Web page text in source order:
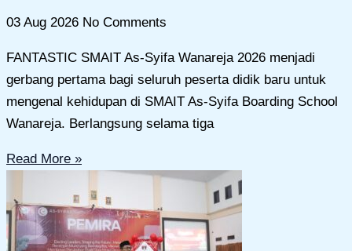
03 Aug 2026 No Comments
FANTASTIC SMAIT As-Syifa Wanareja 2026 menjadi
gerbang pertama bagi seluruh peserta didik baru untuk
mengenal kehidupan di SMAIT As-Syifa Boarding School
Wanareja. Berlangsung selama tiga
Read More »